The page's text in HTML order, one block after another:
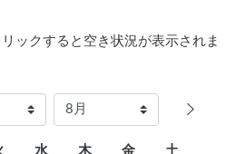
ックすると空き状況が表示されま
水 木 金 土